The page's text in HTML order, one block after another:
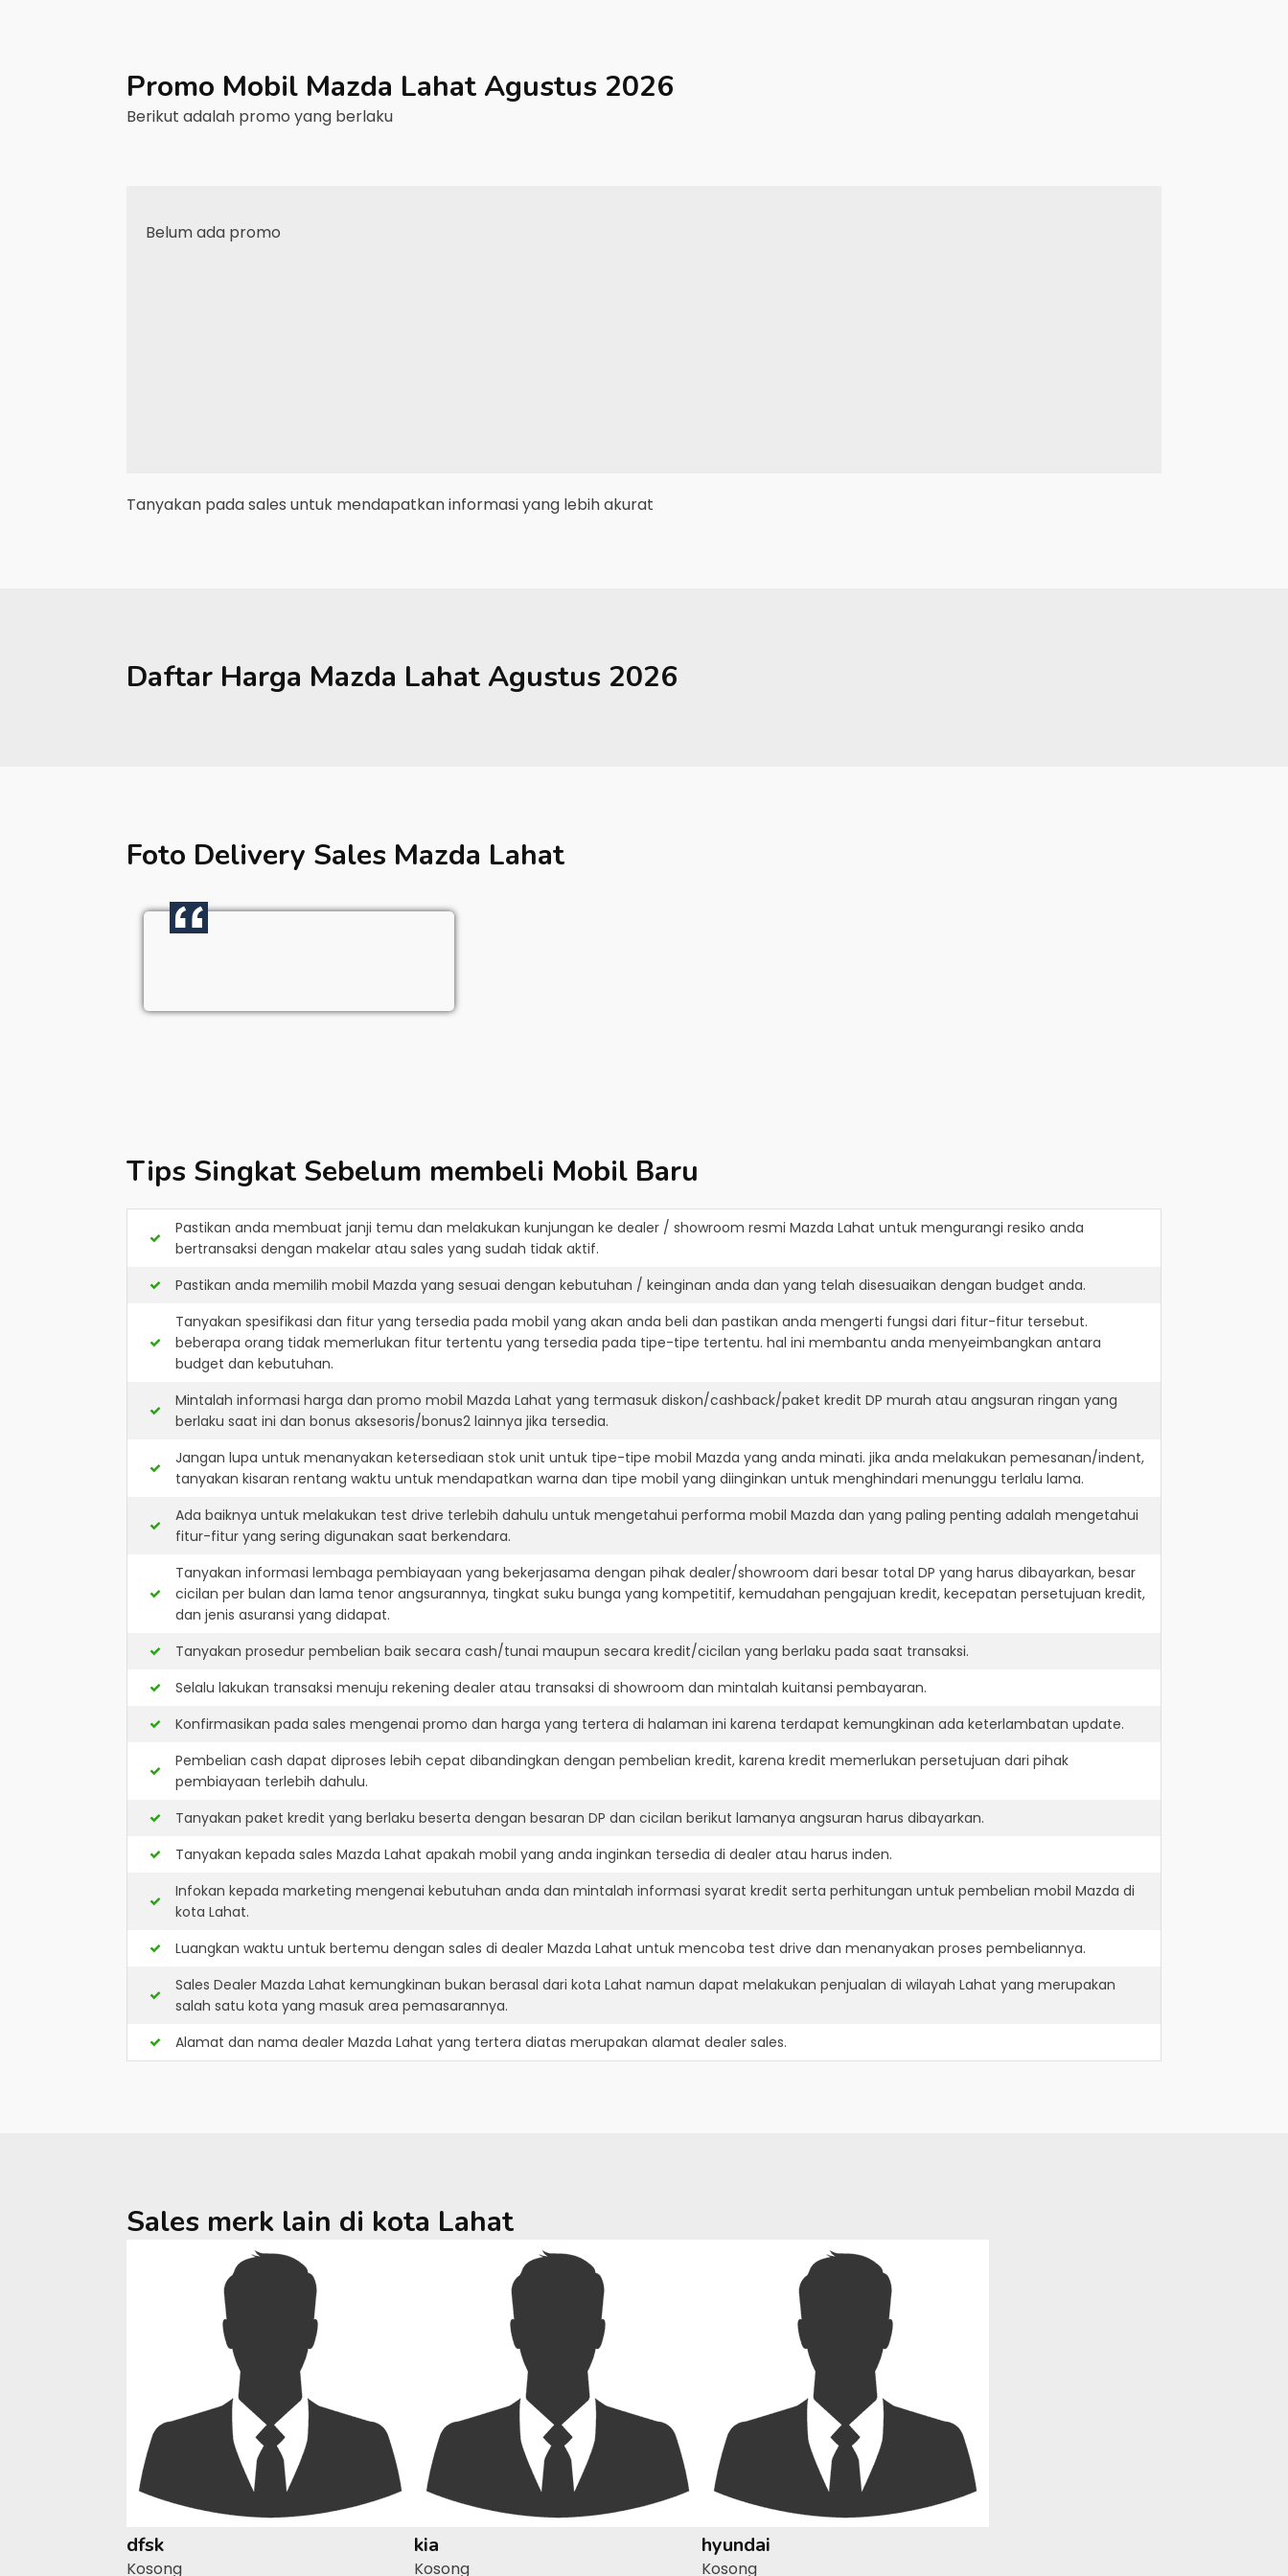
Promo Mobil Mazda LahatAgustus 2026
Berikut adalah promo yang berlaku
Belum ada promo
Tanyakan pada sales untuk mendapatkan informasi yang lebih akurat
Daftar Harga Mazda LahatAgustus 2026
Foto Delivery Sales Mazda Lahat
Tips Singkat Sebelum membeli Mobil Baru
Pastikan anda membuat janji temu dan melakukan kunjungan ke dealer / showroom resmi Mazda Lahat untuk mengurangi resiko anda
bertransaksi dengan makelar atau sales yang sudah tidak aktif.
Pastikan anda memilih mobil Mazda yang sesuai dengan kebutuhan / keinginan anda dan yang telah disesuaikan dengan budget anda.
Tanyakan spesifikasi dan fitur yang tersedia pada mobil yang akan anda beli dan pastikan anda mengerti fungsi dari fitur-fitur tersebut.
beberapa orang tidak memerlukan fitur tertentu yang tersedia pada tipe-tipe tertentu. hal ini membantu anda menyeimbangkan antara
budget dan kebutuhan.
Mintalah informasi harga dan promo mobil Mazda Lahat yang termasuk diskon/cashback/paket kredit DP murah atau angsuran ringan yang
berlaku saat ini dan bonus aksesoris/bonus2 lainnya jika tersedia.
Jangan lupa untuk menanyakan ketersediaan stok unit untuk tipe-tipe mobil Mazda yang anda minati. jika anda melakukan pemesanan/indent,
tanyakan kisaran rentang waktu untuk mendapatkan warna dan tipe mobil yang diinginkan untuk menghindari menunggu terlalu lama.
Ada baiknya untuk melakukan test drive terlebih dahulu untuk mengetahui performa mobil Mazda dan yang paling penting adalah mengetahui
fitur-fitur yang sering digunakan saat berkendara.
Tanyakan informasi lembaga pembiayaan yang bekerjasama dengan pihak dealer/showroom dari besar total DP yang harus dibayarkan, besar
cicilan per bulan dan lama tenor angsurannya, tingkat suku bunga yang kompetitif, kemudahan pengajuan kredit, kecepatan persetujuan kredit,
dan jenis asuransi yang didapat.
Tanyakan prosedur pembelian baik secara cash/tunai maupun secara kredit/cicilan yang berlaku pada saat transaksi.
Selalu lakukan transaksi menuju rekening dealer atau transaksi di showroom dan mintalah kuitansi pembayaran.
Konfirmasikan pada sales mengenai promo dan harga yang tertera di halaman ini karena terdapat kemungkinan ada keterlambatan update.
Pembelian cash dapat diproses lebih cepat dibandingkan dengan pembelian kredit, karena kredit memerlukan persetujuan dari pihak
pembiayaan terlebih dahulu.
Tanyakan paket kredit yang berlaku beserta dengan besaran DP dan cicilan berikut lamanya angsuran harus dibayarkan.
Tanyakan kepada sales Mazda Lahat apakah mobil yang anda inginkan tersedia di dealer atau harus inden.
Infokan kepada marketing mengenai kebutuhan anda dan mintalah informasi syarat kredit serta perhitungan untuk pembelian mobil Mazda di
kota Lahat.
Luangkan waktu untuk bertemu dengan sales di dealer Mazda Lahat untuk mencoba test drive dan menanyakan proses pembeliannya.
Sales Dealer Mazda Lahat kemungkinan bukan berasal dari kota Lahat namun dapat melakukan penjualan di wilayah Lahat yang merupakan
salah satu kota yang masuk area pemasarannya.
Alamat dan nama dealer Mazda Lahat yang tertera diatas merupakan alamat dealer sales.
Sales merk lain di kota Lahat
dfsk
Kosong
kia
Kosong
hyundai
Kosong